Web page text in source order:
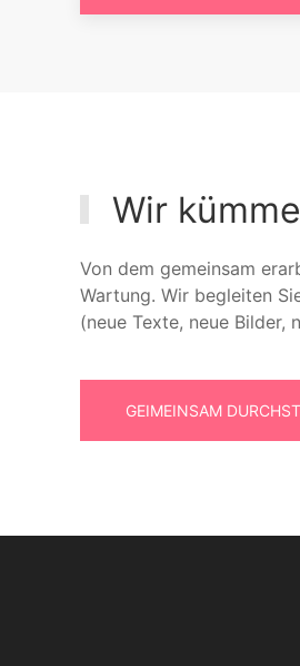
Wir
Von dem gemeinsam
Wartung. Wir begleiten
(neue Texte, neue Bilder,
GEIMEINSAM